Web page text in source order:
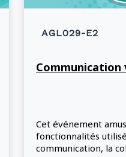
AGL029-E2
Communication
Cet événement
fonctionnalités
communication, la